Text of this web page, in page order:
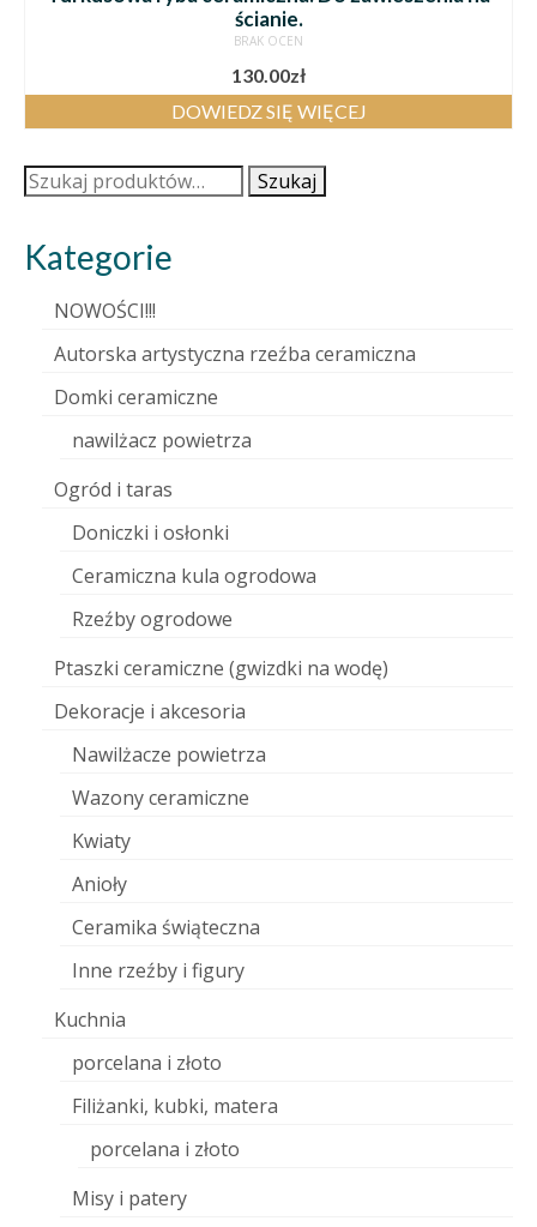
ścianie.
BRAK OCEN
130.00zł
DOWIEDZ SIĘ WIĘCEJ
Szukaj: Szukaj
Kategorie
NOWOŚCI!!!
Autorska artystyczna rzeźba ceramiczna
Domki ceramiczne
nawilżacz powietrza
Ogród i taras
Doniczki i osłonki
Ceramiczna kula ogrodowa
Rzeźby ogrodowe
Ptaszki ceramiczne (gwizdki na wodę)
Dekoracje i akcesoria
Nawilżacze powietrza
Wazony ceramiczne
Kwiaty
Anioły
Ceramika świąteczna
Inne rzeźby i figury
Kuchnia
porcelana i złoto
Filiżanki, kubki, matera
porcelana i złoto
Misy i patery